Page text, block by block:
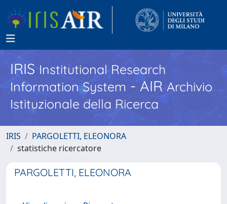
IRISInstitutional Research
Information System - AIR Archivio
Istituzionale della Ricerca
IRIS
PARGOLETTI, ELEONORA
statistiche ricercatore
PARGOLETTI, ELEONORA